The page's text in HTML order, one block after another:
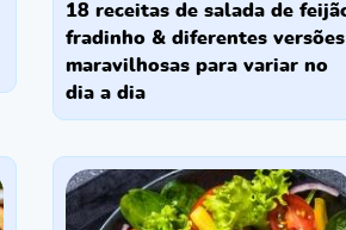
18 receitas de salada de feijão
fradinho & diferentes versões
maravilhosas para variar no
dia a dia